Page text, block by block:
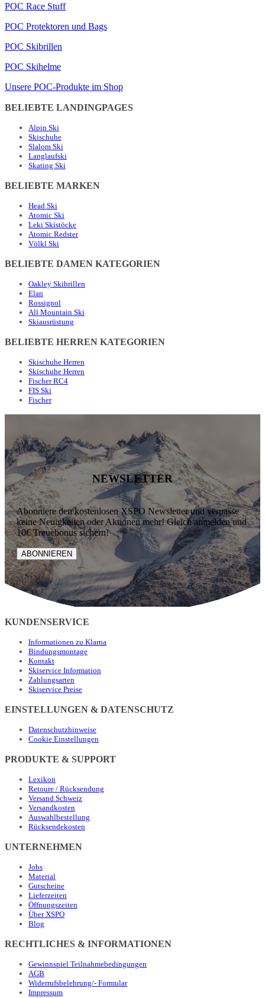
POC Race Stuff
POC Protektoren und Bags
POC Skibrillen
POC Skihelme
Unsere POC-Produkte im Shop
BELIEBTE LANDINGPAGES
Alpin Ski
Skischuhe
Slalom Ski
Langlaufski
Skating Ski
BELIEBTE MARKEN
Head Ski
Atomic Ski
Leki Skistöcke
Atomic Redster
Völkl Ski
BELIEBTE DAMEN KATEGORIEN
Oakley Skibrillen
Elan
Rossignol
All Mountain Ski
Skiausrüstung
BELIEBTE HERREN KATEGORIEN
Skischuhe Herren
Skischuhe Herren
Fischer RC4
FIS Ski
Fischer
NEWSLETTER
Abonniere den kostenlosen XSPO Newsletter und verpasse
keine Neuigkeiten oder Aktionen mehr! Gleich anmelden und
10€ Treuebonus sichern!
ABONNIEREN
KUNDENSERVICE
Informationen zu Klarna
Bindungsmontage
Kontakt
Skiservice Information
Zahlungsarten
Skiservice Preise
EINSTELLUNGEN & DATENSCHUTZ
Datenschutzhinweise
Cookie Einstellungen
PRODUKTE & SUPPORT
Lexikon
Retoure / Rücksendung
Versand Schweiz
Versandkosten
Auswahlbestellung
Rücksendekosten
UNTERNEHMEN
Jobs
Material
Gutscheine
Lieferzeiten
Öffnungszeiten
Über XSPO
Blog
RECHTLICHES & INFORMATIONEN
Gewinnspiel Teilnahmebedingungen
AGB
Widerrufsbelehrung/- Formular
Impressum